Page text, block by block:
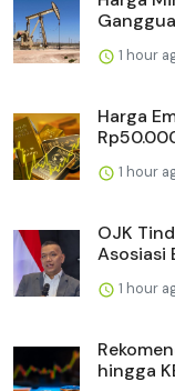
1 hour
Harga
1 hour
OJK
Asosiasi
1 hour
hingga